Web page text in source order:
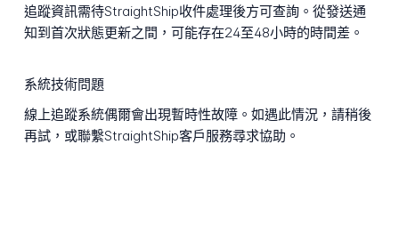
追蹤資訊需待StraightShip收件處理後方可查詢。從發送通
知到首次狀態更新之間，可能存在24至48小時的時間差。
系統技術問題
線上追蹤系統偶爾會出現暫時性故障。如遇此情況，請稍後
再試，或聯繫StraightShip客戶服務尋求協助。